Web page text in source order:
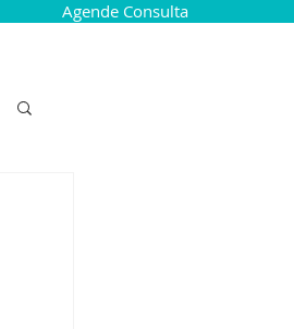
Agende Consulta